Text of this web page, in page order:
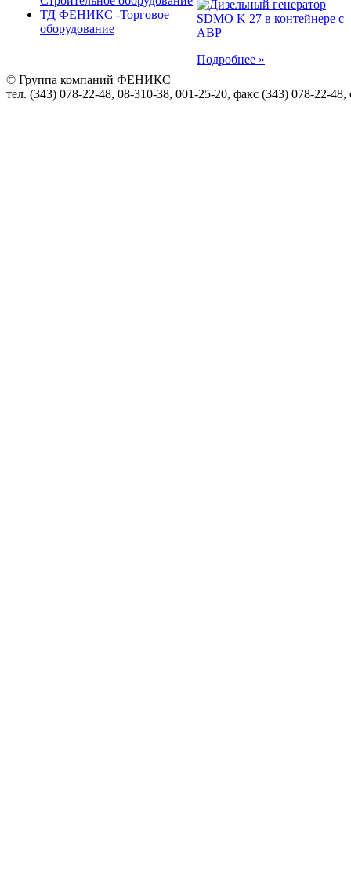
ТД ФЕНИКС -Торговое
оборудование
Подробнее »
© Группа компаний ФЕНИКС
тел. (343) 078-22-48, 08-310-38, 001-25-20, факс (343) 078-22-